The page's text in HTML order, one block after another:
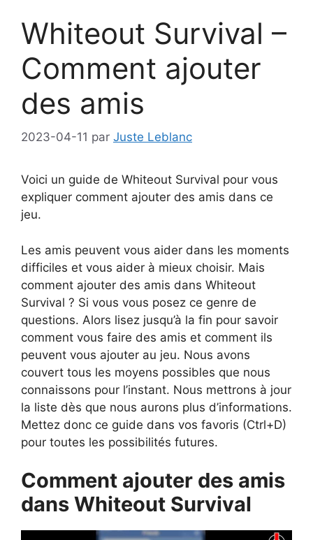
Whiteout Survival –
Comment ajouter
des amis
2023-04-11 par Juste Leblanc
Voici un guide de Whiteout Survival pour vous
expliquer comment ajouter des amis dans ce
jeu.
Les amis peuvent vous aider dans les moments
difficiles et vous aider à mieux choisir. Mais
comment ajouter des amis dans Whiteout
Survival ? Si vous vous posez ce genre de
questions. Alors lisez jusqu’à la fin pour savoir
comment vous faire des amis et comment ils
peuvent vous ajouter au jeu. Nous avons
couvert tous les moyens possibles que nous
connaissons pour l’instant. Nous mettrons à jour
la liste dès que nous aurons plus d’informations.
Mettez donc ce guide dans vos favoris (Ctrl+D)
pour toutes les possibilités futures.
Comment ajouter des amis
dans Whiteout Survival